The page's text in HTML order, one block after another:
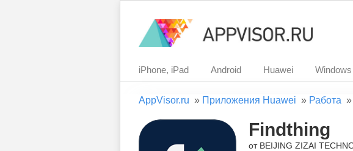
iPhone, iPad Android Huawei Windows
AppVisor.ru » Приложения Huawei » Работа »
Findthing
от BEIJING ZIZAI